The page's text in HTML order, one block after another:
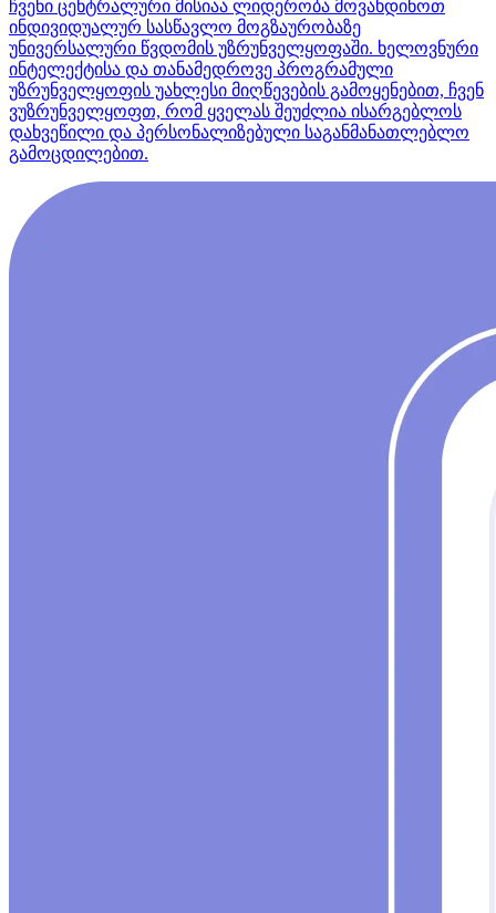
ჩვენი ცენტრალური მისიაა ლიდერობა მოვახდინოთ
ინდივიდუალურ სასწავლო მოგზაურობაზე
უნივერსალური წვდომის უზრუნველყოფაში. ხელოვნური
ინტელექტისა და თანამედროვე პროგრამული
უზრუნველყოფის უახლესი მიღწევების გამოყენებით, ჩვენ
ვუზრუნველყოფთ, რომ ყველას შეუძლია ისარგებლოს
დახვეწილი და პერსონალიზებული საგანმანათლებლო
გამოცდილებით.